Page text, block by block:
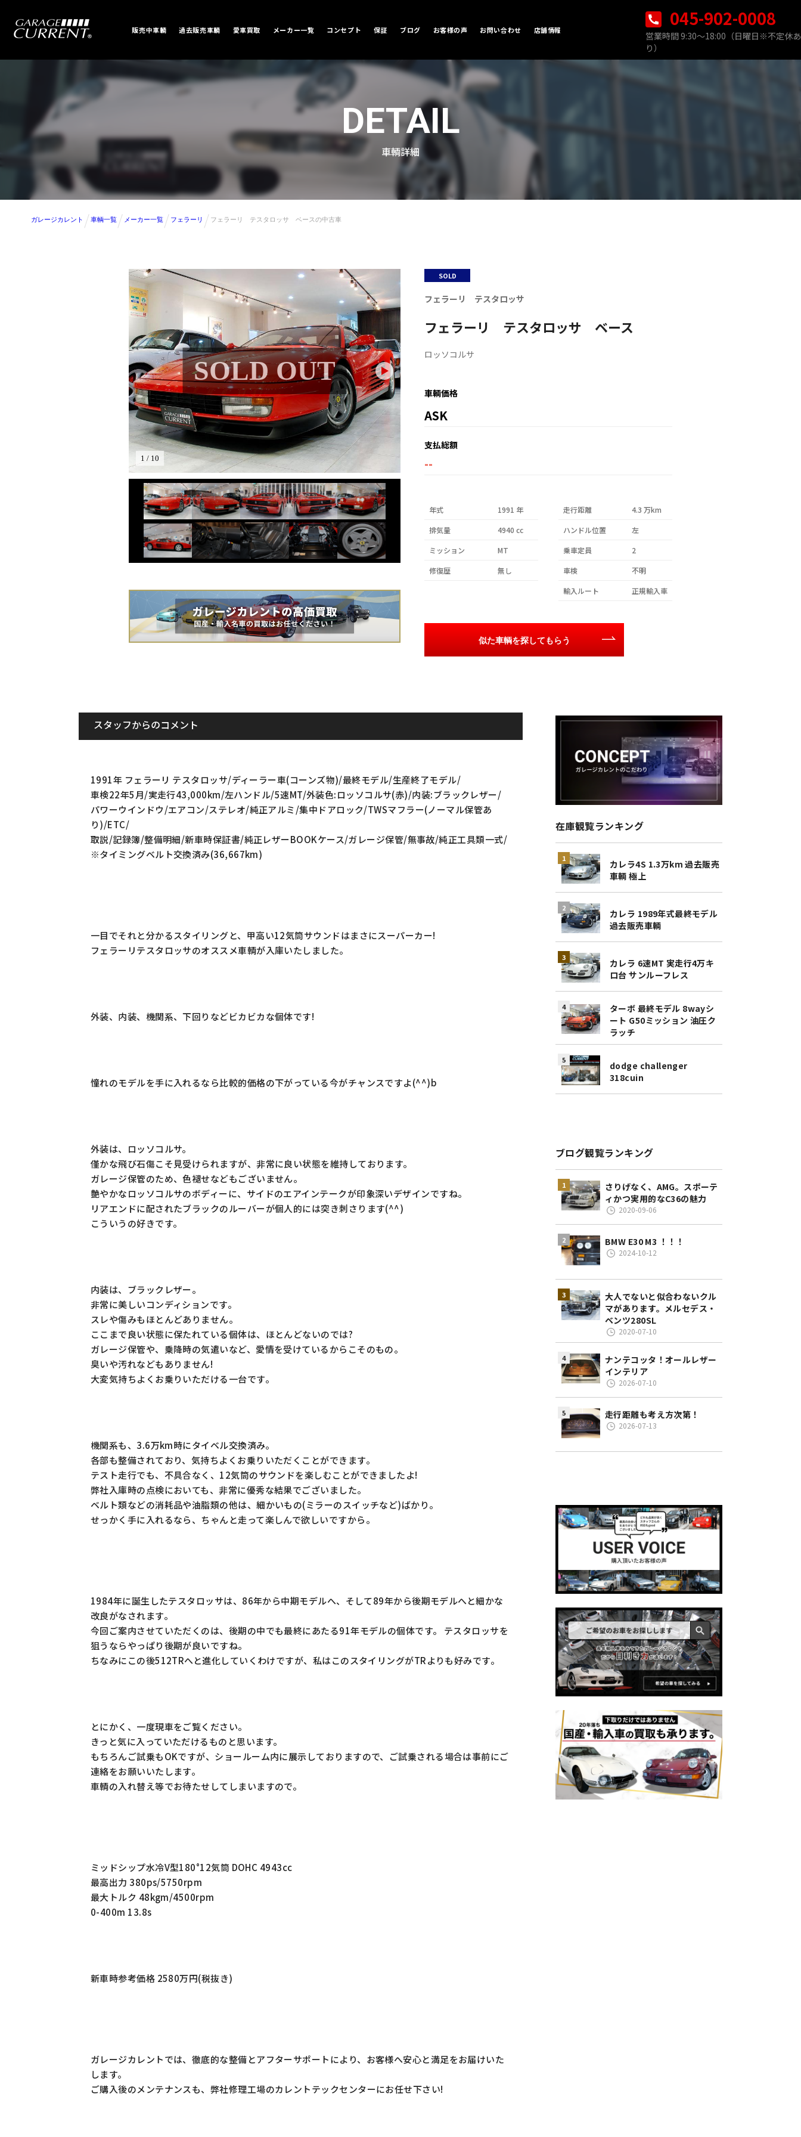
販売中車輌 過去販売車輌 愛車買取 メーカー一覧 コンセプト 保証 ブログ お客様の声 お問い合わせ 店舗情報 045-902-0008
営業時間 9:30〜18:00（日曜日※不定休あ
り）
DETAIL
車輌詳細
ガレージカレント 車輌一覧 メーカー一覧 フェラーリ フェラーリ テスタロッサ ベースの中古車
SOLD OUT
1 / 10
SOLD
フェラーリ テスタロッサ
フェラーリ テスタロッサ ベース
ロッソコルサ
車輌価格
ASK
支払総額
--
年式
1991 年
排気量
4940 cc
ミッション
MT
修復歴
無し
走行距離
4.3 万km
ハンドル位置
左
乗車定員
2
車検
不明
輸入ルート
正規輸入車
似た車輌を探してもらう
スタッフからのコメント
1991年 フェラーリ テスタロッサ/ディーラー車(コーンズ物)/最終モデル/生産終了モデル/
車検22年5月/実走行43,000km/左ハンドル/5速MT/外装色:ロッソコルサ(赤)/内装:ブラックレザー/
パワーウインドウ/エアコン/ステレオ/純正アルミ/集中ドアロック/TWSマフラー(ノーマル保管あ
り)/ETC/
取説/記録簿/整備明細/新車時保証書/純正レザーBOOKケース/ガレージ保管/無事故/純正工具類一式/
※タイミングベルト交換済み(36,667km)
一目でそれと分かるスタイリングと、甲高い12気筒サウンドはまさにスーパーカー!
フェラーリテスタロッサのオススメ車輌が入庫いたしました。
外装、内装、機関系、下回りなどビカビカな個体です!
憧れのモデルを手に入れるなら比較的価格の下がっている今がチャンスですよ(^^)b
外装は、ロッソコルサ。
僅かな飛び石傷こそ見受けられますが、非常に良い状態を維持しております。
ガレージ保管のため、色褪せなどもございません。
艶やかなロッソコルサのボディーに、サイドのエアインテークが印象深いデザインですね。
リアエンドに配されたブラックのルーバーが個人的には突き刺さります(^^)
こういうの好きです。
内装は、ブラックレザー。
非常に美しいコンディションです。
スレや傷みもほとんどありません。
ここまで良い状態に保たれている個体は、ほとんどないのでは?
ガレージ保管や、乗降時の気遣いなど、愛情を受けているからこそのもの。
臭いや汚れなどもありません!
大変気持ちよくお乗りいただける一台です。
機関系も、3.6万km時にタイベル交換済み。
各部も整備されており、気持ちよくお乗りいただくことができます。
テスト走行でも、不具合なく、12気筒のサウンドを楽しむことができましたよ!
弊社入庫時の点検においても、非常に優秀な結果でございました。
ベルト類などの消耗品や油脂類の他は、細かいもの(ミラーのスイッチなど)ばかり。
せっかく手に入れるなら、ちゃんと走って楽しんで欲しいですから。
1984年に誕生したテスタロッサは、86年から中期モデルへ、そして89年から後期モデルへと細かな
改良がなされます。
今回ご案内させていただくのは、後期の中でも最終にあたる91年モデルの個体です。 テスタロッサを
狙うならやっぱり後期が良いですね。
ちなみにこの後512TRへと進化していくわけですが、私はこのスタイリングがTRよりも好みです。
とにかく、一度現車をご覧ください。
きっと気に入っていただけるものと思います。
もちろんご試乗もOKですが、ショールーム内に展示しておりますので、ご試乗される場合は事前にご
連絡をお願いいたします。
車輌の入れ替え等でお待たせしてしまいますので。
ミッドシップ水冷V型180°12気筒 DOHC 4943cc
最高出力 380ps/5750rpm
最大トルク 48kgm/4500rpm
0-400m 13.8s
新車時参考価格 2580万円(税抜き)
ガレージカレントでは、徹底的な整備とアフターサポートにより、お客様へ安心と満足をお届けいた
します。
ご購入後のメンテナンスも、弊社修理工場のカレントテックセンターにお任せ下さい!
在庫観覧ランキング
カレラ4S 1.3万km 過去販売
車輌 極上
カレラ 1989年式最終モデル
過去販売車輌
カレラ 6速MT 実走行4万キ
ロ台 サンルーフレス
ターボ 最終モデル 8wayシ
ート G50ミッション 油圧ク
ラッチ
dodge challenger
318cuin
ブログ観覧ランキング
さりげなく、AMG。スポーテ
ィかつ実用的なC36の魅力
2020-09-06
BMW E30 M3 ！！！
2024-10-12
大人でないと似合わないクル
マがあります。メルセデス・
ベンツ280SL
2020-07-10
ナンテコッタ！オールレザー
インテリア
2026-07-10
走行距離も考え方次第！
2026-07-13